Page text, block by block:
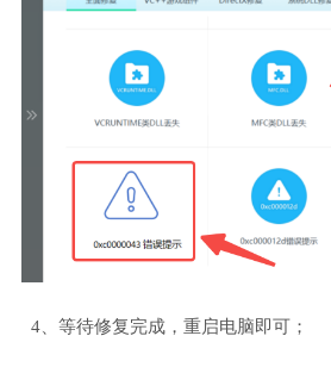
4、等待修复完成，重启电脑即可；